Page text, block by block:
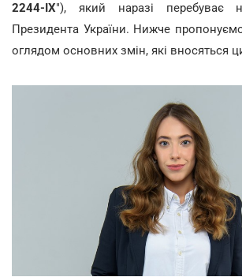
2244-IX"), який наразі перебуває
Президента України. Нижче
оглядом основних змін, які вносяться